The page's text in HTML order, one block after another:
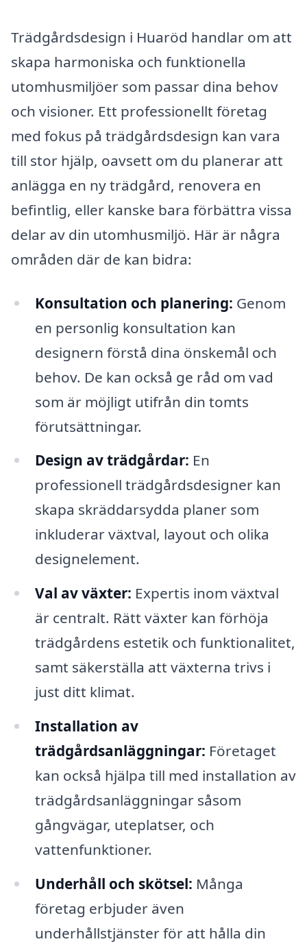
Trädgårdsdesign i Huaröd handlar om att
skapa harmoniska och funktionella
utomhusmiljöer som passar dina behov
och visioner. Ett professionellt företag
med fokus på trädgårdsdesign kan vara
till stor hjälp, oavsett om du planerar att
anlägga en ny trädgård, renovera en
befintlig, eller kanske bara förbättra vissa
delar av din utomhusmiljö. Här är några
områden där de kan bidra:
Konsultation och planering: Genom
en personlig konsultation kan
designern förstå dina önskemål och
behov. De kan också ge råd om vad
som är möjligt utifrån din tomts
förutsättningar.
Design av trädgårdar: En
professionell trädgårdsdesigner kan
skapa skräddarsydda planer som
inkluderar växtval, layout och olika
designelement.
Val av växter: Expertis inom växtval
är centralt. Rätt växter kan förhöja
trädgårdens estetik och funktionalitet,
samt säkerställa att växterna trivs i
just ditt klimat.
Installation av
trädgårdsanläggningar: Företaget
kan också hjälpa till med installation av
trädgårdsanläggningar såsom
gångvägar, uteplatser, och
vattenfunktioner.
Underhåll och skötsel: Många
företag erbjuder även
underhållstjänster för att hålla din